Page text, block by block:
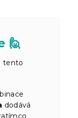
🙋
tento
dodává